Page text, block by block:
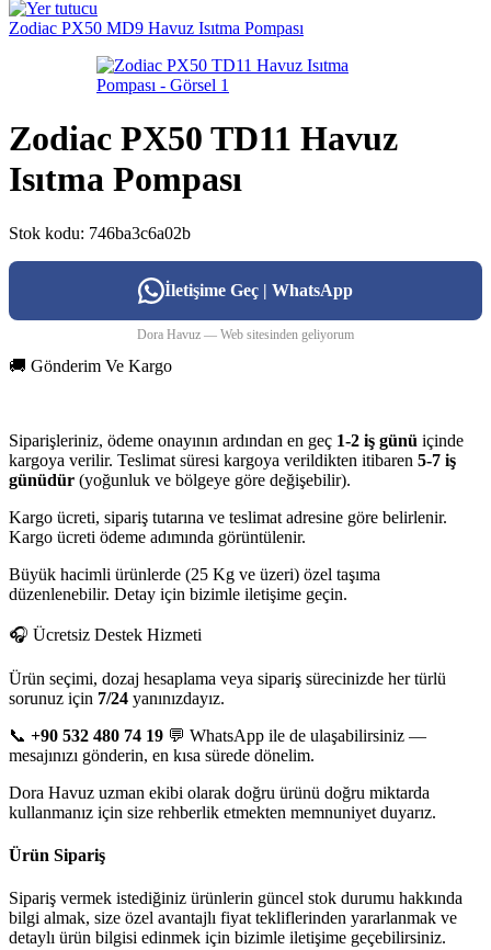
Zodiac PX50 MD9 Havuz Isıtma Pompası
Zodiac PX50 TD11 Havuz
Isıtma Pompası
Stok kodu: 746ba3c6a02b
İletişime Geç | WhatsApp
Dora Havuz — Web sitesinden geliyorum
🚚 Gönderim Ve Kargo
Siparişleriniz, ödeme onayının ardından en geç 1-2 iş günü içinde
kargoya verilir. Teslimat süresi kargoya verildikten itibaren 5-7 iş
günüdür (yoğunluk ve bölgeye göre değişebilir).
Kargo ücreti, sipariş tutarına ve teslimat adresine göre belirlenir.
Kargo ücreti ödeme adımında görüntülenir.
Büyük hacimli ürünlerde (25 Kg ve üzeri) özel taşıma
düzenlenebilir. Detay için bizimle iletişime geçin.
🎧 Ücretsiz Destek Hizmeti
Ürün seçimi, dozaj hesaplama veya sipariş sürecinizde her türlü
sorunuz için 7/24 yanınızdayız.
📞 +90 532 480 74 19 💬 WhatsApp ile de ulaşabilirsiniz —
mesajınızı gönderin, en kısa sürede dönelim.
Dora Havuz uzman ekibi olarak doğru ürünü doğru miktarda
kullanmanız için size rehberlik etmekten memnuniyet duyarız.
Ürün Sipariş
Sipariş vermek istediğiniz ürünlerin güncel stok durumu hakkında
bilgi almak, size özel avantajlı fiyat tekliflerinden yararlanmak ve
detaylı ürün bilgisi edinmek için bizimle iletişime geçebilirsiniz.